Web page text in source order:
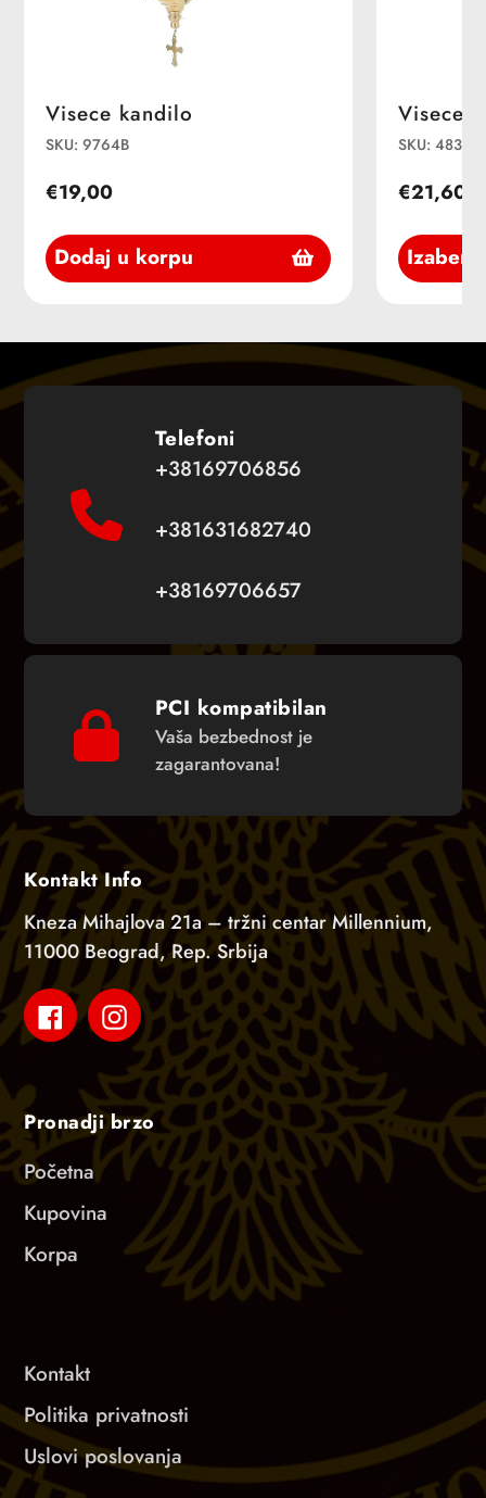
Visece kandilo
SKU: 9764B
€19,00
Dodaj u korpu
Visece
SKU: 483N
€21,60
Izaberi
Telefoni
+38169706856
+381631682740
+38169706657
PCI kompatibilan
Vaša bezbednost je
zagarantovana!
Kontakt Info
Kneza Mihajlova 21a – tržni centar Millennium,
11000 Beograd, Rep. Srbija
FacebookInstagram
Pronadji brzo
Početna
Kupovina
Korpa
Kontakt
Politika privatnosti
Uslovi poslovanja